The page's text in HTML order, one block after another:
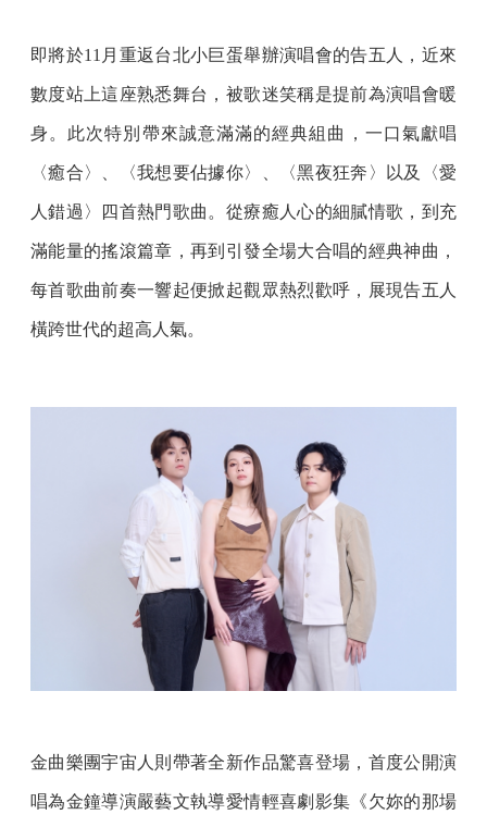
即將於11月重返台北小巨蛋舉辦演唱會的告五人，近來
數度站上這座熟悉舞台，被歌迷笑稱是提前為演唱會暖
身。此次特別帶來誠意滿滿的經典組曲，一口氣獻唱
〈癒合〉、〈我想要佔據你〉、〈黑夜狂奔〉以及〈愛
人錯過〉四首熱門歌曲。從療癒人心的細膩情歌，到充
滿能量的搖滾篇章，再到引發全場大合唱的經典神曲，
每首歌曲前奏一響起便掀起觀眾熱烈歡呼，展現告五人
橫跨世代的超高人氣。
金曲樂團宇宙人則帶著全新作品驚喜登場，首度公開演
唱為金鐘導演嚴藝文執導愛情輕喜劇影集《欠妳的那場